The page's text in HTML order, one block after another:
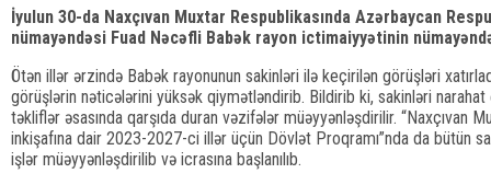
İyulun 30-da Naxçıvan Muxtar Respublikasında Azərbaycan
nümayəndəsi Fuad Nəcəfli Babək rayon ictimaiyyətinin
Ötən illər ərzində Babək rayonunun sakinləri ilə keçirilən görüşləri
görüşlərin nəticələrini yüksək qiymətləndirib. Bildirib ki, sakinləri
təkliflər əsasında qarşıda duran vəzifələr müəyyənləşdirilir. “Naxçıvan
inkişafına dair 2023-2027-ci illər üçün Dövlət Proqramı”nda da bütün
işlər müəyyənləşdirilib və icrasına başlanılıb.